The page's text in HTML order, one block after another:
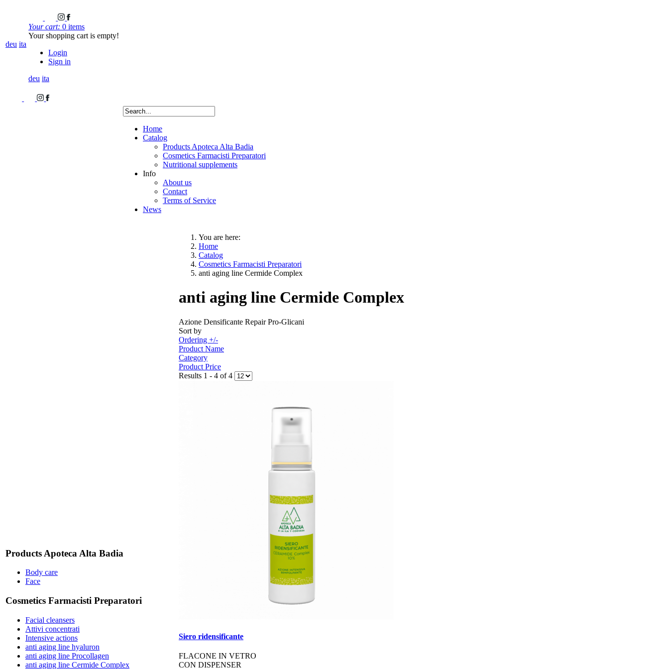
deu ita
Your cart: 0 items
Your shopping cart is empty!
Login
Sign in
deu ita
Home
Catalog
Products Apoteca Alta Badia
Cosmetics Farmacisti Preparatori
Nutritional supplements
Info
About us
Contact
Terms of Service
News
Products Apoteca Alta Badia
Body care
Face
Cosmetics Farmacisti Preparatori
Facial cleansers
Attivi concentrati
Intensive actions
anti aging line hyaluron
anti aging line Procollagen
anti aging line Cermide Complex
You are here:
Home
Catalog
Cosmetics Farmacisti Preparatori
anti aging line Cermide Complex
anti aging line Cermide Complex
Azione Densificante Repair Pro-Glicani
Sort by
Ordering +/-
Product Name
Category
Product Price
Results 1 - 4 of 4
Siero ridensificante
FLACONE IN VETRO
CON DISPENSER